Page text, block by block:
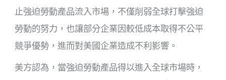
止強迫勞動產品流入市場，不僅削弱全球打擊強迫
勞動的努力，也讓部分企業因較低成本取得不公平
競爭優勢，進而對美國企業造成不利影響。
美方認為，當強迫勞動產品得以進入全球市場時，